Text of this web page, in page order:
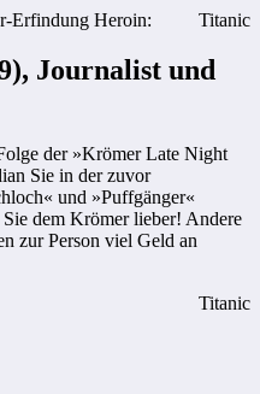
Erfindung Heroin: Titanic
Journalist und
der »Krömer Late Night
Sie in der zuvor
und »Puffgänger«
dem Krömer lieber! Andere
zur Person viel Geld an
Titanic